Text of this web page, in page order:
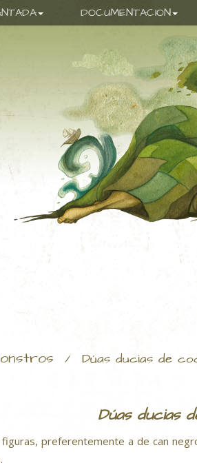
DOCUMENTACION
/ Dúas ducias de
Dúas ducias
preferentemente a de can